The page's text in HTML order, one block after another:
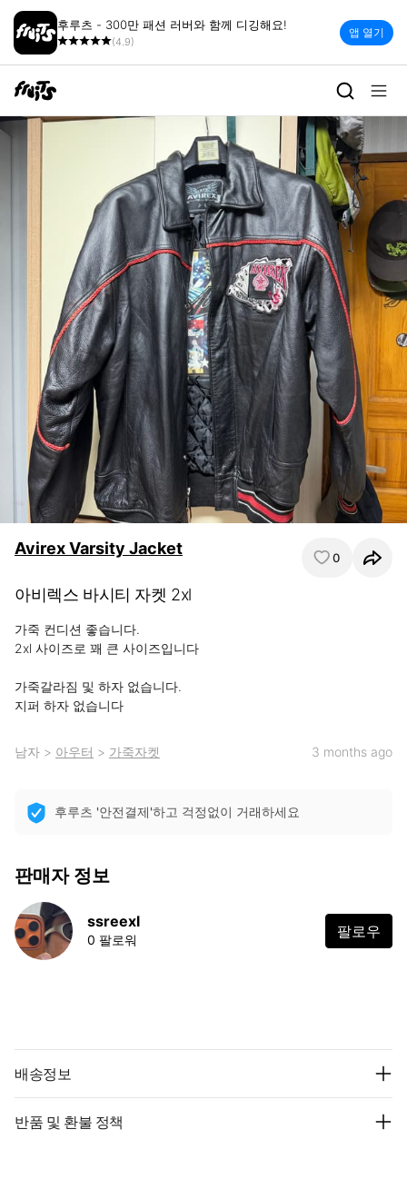
후루츠 - 300만 패션 러버와 함께 디깅해요!
(4.9)
앱 열기
Avirex Varsity Jacket 0
아비렉스 바시티 자켓 2xl
가죽 컨디션 좋습니다.
2xl 사이즈로 꽤 큰 사이즈입니다
가죽갈라짐 및 하자 없습니다.
지퍼 하자 없습니다
남자 > 아우터 > 가죽자켓 3 months ago
후루츠 '안전결제'하고 걱정없이 거래하세요
판매자 정보
ssreexl
0 팔로워 팔로우
배송정보
반품 및 환불 정책